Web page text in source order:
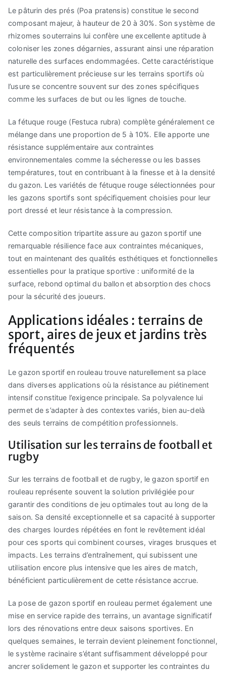
Le pâturin des prés (Poa pratensis) constitue le second
composant majeur, à hauteur de 20 à 30%. Son système de
rhizomes souterrains lui confère une excellente aptitude à
coloniser les zones dégarnies, assurant ainsi une réparation
naturelle des surfaces endommagées. Cette caractéristique
est particulièrement précieuse sur les terrains sportifs où
l’usure se concentre souvent sur des zones spécifiques
comme les surfaces de but ou les lignes de touche.
La fétuque rouge (Festuca rubra) complète généralement ce
mélange dans une proportion de 5 à 10%. Elle apporte une
résistance supplémentaire aux contraintes
environnementales comme la sécheresse ou les basses
températures, tout en contribuant à la finesse et à la densité
du gazon. Les variétés de fétuque rouge sélectionnées pour
les gazons sportifs sont spécifiquement choisies pour leur
port dressé et leur résistance à la compression.
Cette composition tripartite assure au gazon sportif une
remarquable résilience face aux contraintes mécaniques,
tout en maintenant des qualités esthétiques et fonctionnelles
essentielles pour la pratique sportive : uniformité de la
surface, rebond optimal du ballon et absorption des chocs
pour la sécurité des joueurs.
Applications idéales : terrains de
sport, aires de jeux et jardins très
fréquentés
Le gazon sportif en rouleau trouve naturellement sa place
dans diverses applications où la résistance au piétinement
intensif constitue l’exigence principale. Sa polyvalence lui
permet de s’adapter à des contextes variés, bien au-delà
des seuls terrains de compétition professionnels.
Utilisation sur les terrains de football et
rugby
Sur les terrains de football et de rugby, le gazon sportif en
rouleau représente souvent la solution privilégiée pour
garantir des conditions de jeu optimales tout au long de la
saison. Sa densité exceptionnelle et sa capacité à supporter
des charges lourdes répétées en font le revêtement idéal
pour ces sports qui combinent courses, virages brusques et
impacts. Les terrains d’entraînement, qui subissent une
utilisation encore plus intensive que les aires de match,
bénéficient particulièrement de cette résistance accrue.
La pose de gazon sportif en rouleau permet également une
mise en service rapide des terrains, un avantage significatif
lors des rénovations entre deux saisons sportives. En
quelques semaines, le terrain devient pleinement fonctionnel,
le système racinaire s’étant suffisamment développé pour
ancrer solidement le gazon et supporter les contraintes du